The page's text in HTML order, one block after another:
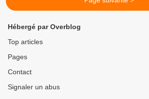
Hébergé par Overblog
Top articles
Pages
Contact
Signaler un abus